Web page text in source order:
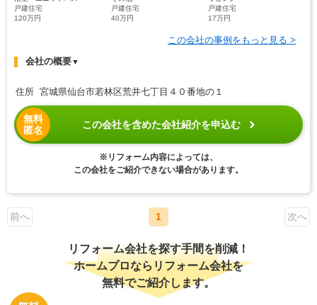
戸建住宅
120万円
戸建住宅
40万円
戸建住宅
17万円
この会社の事例をもっと見る >
会社の概要▼
住所 宮城県仙台市若林区荒井七丁目４０番地の１
無料
匿名
この会社を含めた会社紹介を申込む
※リフォーム内容によっては、
この会社をご紹介できない場合があります。
前へ 1 次へ
リフォーム会社を探す手間を削減！
ホームプロならリフォーム会社を
無料でご紹介します。